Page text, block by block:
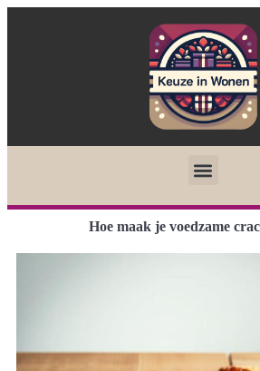
Hoe maak je voedzame